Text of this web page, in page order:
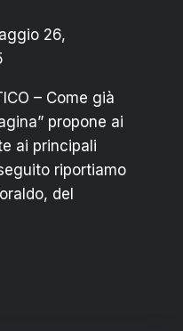
26,
– Come già
propone ai
ai principali
riportiamo
del